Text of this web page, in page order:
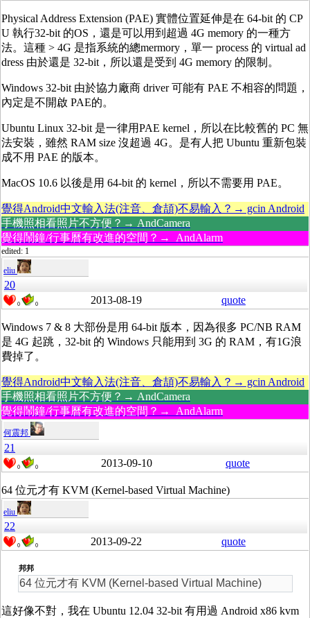
Physical Address Extension (PAE) 實體位置延伸是在 64-bit 的 CP
U 執行32-bit 的OS，還是可以用到超過 4G memory 的一種方
法。這種 > 4G 是指系統的總mermory，單一 process 的 virtual ad
dress 由於還是 32-bit，所以還是受到 4G memory 的限制。
Windows 32-bit 由於協力廠商 driver 可能有 PAE 不相容的問題，
內定是不開啟 PAE的。
Ubuntu Linux 32-bit 是一律用PAE kernel，所以在比較舊的 PC 無
法安裝，雖然 RAM size 沒超過 4G。是有人把 Ubuntu 重新包裝
成不用 PAE 的版本。
MacOS 10.6 以後是用 64-bit 的 kernel，所以不需要用 PAE。
覺得Android中文輸入法(注音、倉頡)不易輸入？→ gcin Android
手機照相看照片不方便？→ AndCamera
覺得鬧鐘/行事曆有改進的空間？→ AndAlarm
edited: 1
eliu
20
0 0 2013-08-19 quote
Windows 7 & 8 大部份是用 64-bit 版本，因為很多 PC/NB RAM
是 4G 起跳，32-bit 的 Windows 只能用到 3G 的 RAM，有1G浪
費掉了。
覺得Android中文輸入法(注音、倉頡)不易輸入？→ gcin Android
手機照相看照片不方便？→ AndCamera
覺得鬧鐘/行事曆有改進的空間？→ AndAlarm
何震邦
21
0 0 2013-09-10 quote
64 位元才有 KVM (Kernel-based Virtual Machine)
eliu
22
0 0 2013-09-22 quote
邦邦
64 位元才有 KVM (Kernel-based Virtual Machine)
這好像不對，我在 Ubuntu 12.04 32-bit 有用過 Android x86 kvm